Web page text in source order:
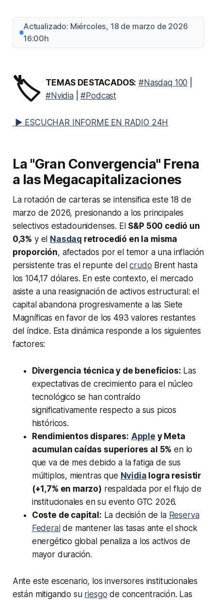
Actualizado: Miércoles, 18 de marzo de 2026
16:00h
🏷️ TEMAS DESTACADOS: #Nasdaq 100
#Nvidia|#Podcast
▶ ESCUCHAR INFORME EN RADIO 24H
La "Gran Convergencia" Frena
a las Megacapitalizaciones
La rotación de carteras se intensifica este 18 de
marzo de 2026, presionando a los principales
selectivos estadounidenses. El S&P 500 cedió un
0,3% y el Nasdaq retrocedió en la misma
proporción, afectados por el temor a una inflación
persistente tras el repunte delcrudo Brent hasta
los 104,17 dólares. En este contexto, el mercado
asiste a una reasignación de activos estructural: el
capital abandona progresivamente a las Siete
Magníficas en favor de los 493 valores restantes
del índice. Esta dinámica responde a los siguientes
factores:
Divergencia técnica y de beneficios: Las
expectativas de crecimiento para el núcleo
tecnológico se han contraído
significativamente respecto a sus picos
históricos.
Rendimientos dispares: Apple y Meta
acumulan caídas superiores al 5% en lo
que va de mes debido a la fatiga de sus
múltiplos, mientras que Nvidia logra resistir
(+1,7% en marzo) respaldada por el flujo de
institucionales en su evento GTC 2026.
Coste de capital: La decisión de la Reserva
Federal de mantener las tasas ante el shock
energético global penaliza a los activos de
mayor duración.
Ante este escenario, los inversores institucionales
están mitigando su riesgo de concentración. Las